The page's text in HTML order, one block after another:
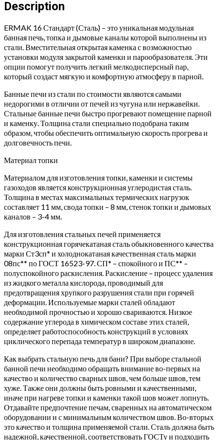
(Сталь)
quantity
Description
ERMAK 16 Стандарт (Сталь) – это уникальная модульная
банная печь, топка и дымовые каналы которой выполнены из
стали. Вместительная открытая каменка с возможностью
установки модуля закрытой каменки и парообразователя. Эти
опции помогут получить легкий мелкодисперсный пар,
который создаст мягкую и комфортную атмосферу в парной.
Банные печи из стали по стоимости являются самыми
недорогими в отличии от печей из чугуна или нержавейки.
Стальные банные печи быстро прогревают помещение парной
и каменку. Толщина стали специально подобрана таким
образом, чтобы обеспечить оптимальную скорость прогрева и
долговечность печи.
Материал топки
Материалом для изготовления топки, каменки и системы
газоходов является конструкционная углеродистая сталь.
Толщина в местах максимальных термических нагрузок
составляет 11 мм, свода топки – 8 мм, стенок топки и дымовых
каналов – 3-4 мм.
Для изготовления стальных печей применяется
конструкционная горячекатаная сталь обыкновенного качества
марки Ст3сп* и холоднокатаная качественная сталь марки
08пс** по ГОСТ 16523-97. СП* – спокойного и ПС** –
полуспокойного раскисления. Раскисление – процесс удаления
из жидкого металла кислорода, проводимый для
предотвращения хрупкого разрушения стали при горячей
деформации. Используемые марки сталей обладают
необходимой прочностью и хорошо свариваются. Низкое
содержание углерода в химическом составе этих сталей,
определяет работоспособность конструкций в условиях
циклического перепада температур в широком диапазоне.
Как выбрать стальную печь для бани? При выборе стальной
банной печи необходимо обращать внимание во-первых на
качество и количество сварных швов, чем больше швов, тем
хуже. Также они должны быть ровными и качественными,
иначе при нагреве топки и каменки такой шов может лопнуть.
Отдавайте предпочтение печам, сваренных на автоматическом
оборудовании и с минимальным количеством швов. Во-вторых
это качество и толщина применяемой стали. Сталь должна быть
надежной, качественной, соответствовать ГОСТу и подходить